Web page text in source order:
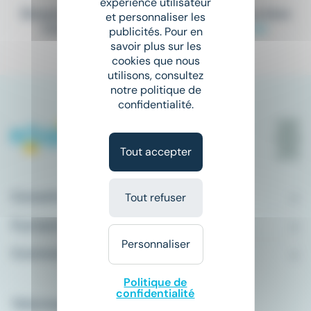
Elargissez vos critères de recherche ou bien
consultez la totalité de nos offres
Comment ça marche ?
et personnaliser les
publicités. Pour en
savoir plus sur les
cookies que nous
utilisons, consultez
notre politique de
confidentialité.
Tout accepter
Tout refuser
Personnaliser
Politique de
confidentialité